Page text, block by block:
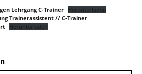
Lehrgang C-Trainer Herunterladen
Trainerassistent // C-Trainer
Herunterladen